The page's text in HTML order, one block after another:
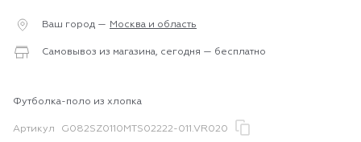
Ваш город — Москва и область
Самовывоз из магазина, сегодня — бесплатно
Футболка-поло из хлопка
Артикул G082SZ0110MTS02222-011.VR020